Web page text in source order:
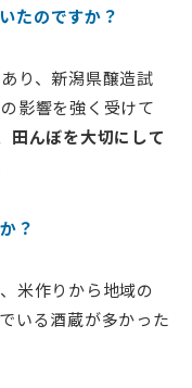
たのですか？
り、新潟県醸造試
の影響を強く受けて
田んぼを大切にして
？
米作りから地域の
いる酒蔵が多かった